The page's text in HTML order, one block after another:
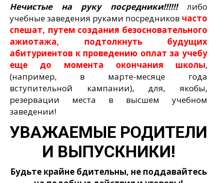
Нечистые на руку посредники!!!!!!либо
учебные заведения руками посредников часто
спешат, путем создания безосновательного
ажиотажа, подтолкнуть будущих
абитуриентов к проведению оплат за учебу
еще до момента окончания школы,
(например, в марте-месяце года
вступительной кампании), для, якобы,
резервации места в высшем учебном
заведении!
УВАЖАЕМЫЕ РОДИТЕЛИ
И ВЫПУСКНИКИ!
Будьте крайне бдительны, не поддавайтесь